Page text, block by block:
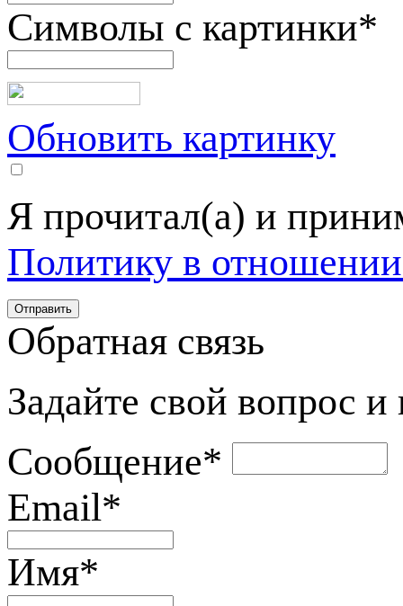
Символы с картинки*
Обновить картинку
Я прочитал(а) и
Политику в
Обратная связь
Задайте свой вопрос
Сообщение*
Email*
Имя*